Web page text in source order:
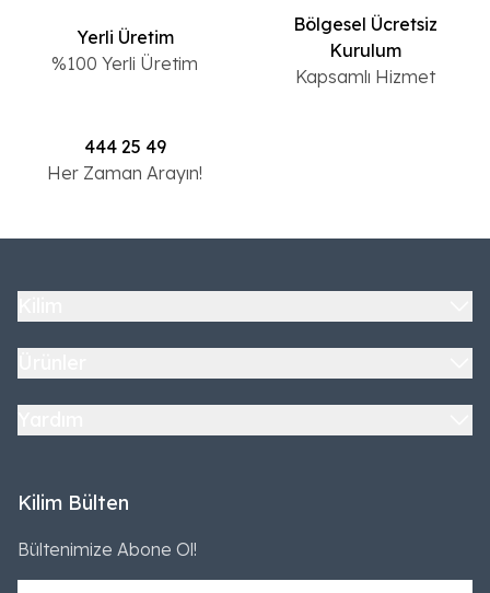
Yerli Üretim
%100 Yerli Üretim
Bölgesel Ücretsiz
Kurulum
Kapsamlı Hizmet
444 25 49
Her Zaman Arayın!
Kilim Bülten
Bültenimize Abone Ol!